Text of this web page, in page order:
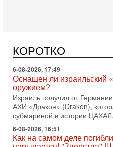
КОРОТКО
АХИ «Дракон» (Drakon),
субмариной в истории
6-08-2026, 16:51
Как на самом деле
нарывается! "Зверства"
В эфире телеканала ITON-
ЦАХАЛа в отставке,
Ведет программу Александр
6-08-2026, 08:20
«Дракон» усилил ВМС